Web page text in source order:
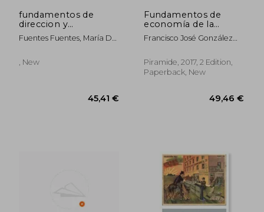
fundamentos de
direccion y
administracion de
empresas
Fuentes Fuentes, María Del
, New
Fundamentos de
economía de la
empresa (Economía
Y Empresa)
Francisco José González
Piramide, 2017, 2 Edition,
Paperback, New